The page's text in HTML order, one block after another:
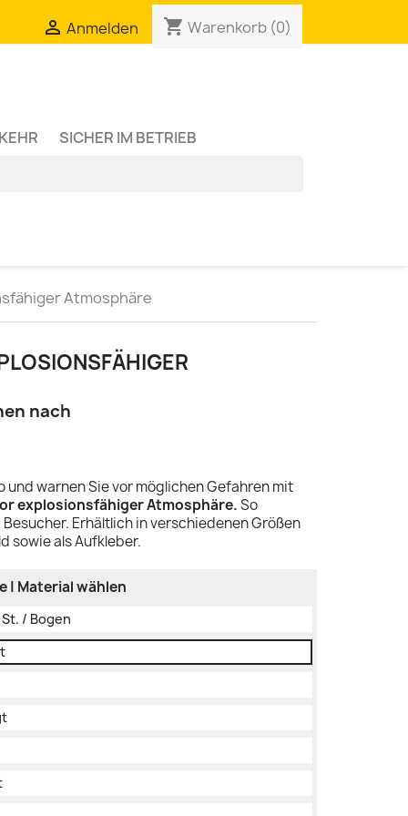
 Anmelden shopping_cart Warenkorb (0)
SICHER IM BETRIEB
Atmosphäre
nach
und warnen Sie vor möglichen Gefahren mit
explosionsfähiger Atmosphäre.So
Erhältlich in verschiedenen Größen
sowie als Aufkleber.
| Material wählen
/ Bogen